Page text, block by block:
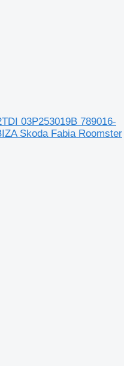
03P253019B 789016-
Skoda Fabia Roomster